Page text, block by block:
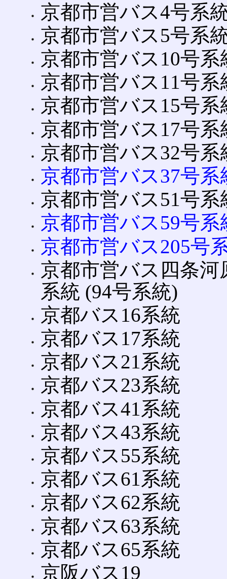
京都市営バス4号系
京都市営バス5号系
京都市営バス10号系
京都市営バス11号系
京都市営バス15号系
京都市営バス17号系
京都市営バス32号系
京都市営バス37号系
京都市営バス51号系
京都市営バス59号系
京都市営バス205号
京都市営バス四条
系統 (94号系統)
京都バス16系統
京都バス17系統
京都バス21系統
京都バス23系統
京都バス41系統
京都バス43系統
京都バス55系統
京都バス61系統
京都バス62系統
京都バス63系統
京都バス65系統
京阪バス19